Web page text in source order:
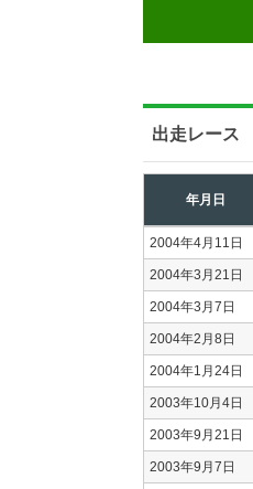
出走レース
年月日
2004年4月11日
2004年3月21日
2004年3月7日
2004年2月8日
2004年1月24日
2003年10月4日
2003年9月21日
2003年9月7日